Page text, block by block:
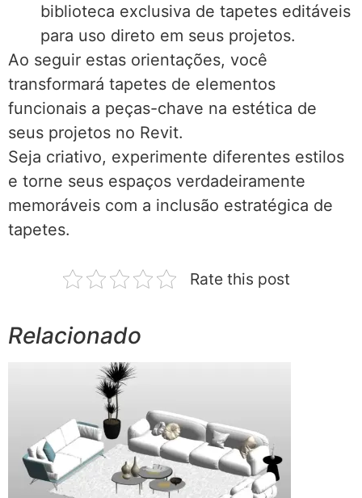
biblioteca exclusiva de tapetes editáveis
para uso direto em seus projetos.
Ao seguir estas orientações, você
transformará tapetes de elementos
funcionais a peças-chave na estética de
seus projetos no Revit.
Seja criativo, experimente diferentes estilos
e torne seus espaços verdadeiramente
memoráveis com a inclusão estratégica de
tapetes.
Rate this post
Relacionado